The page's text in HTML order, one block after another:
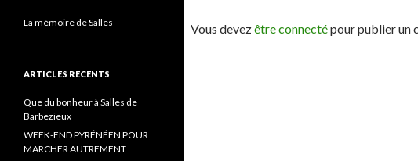
Vous devezêtre connectépour publier un
La mémoire de Salles
ARTICLES RÉCENTS
Que du bonheur à Salles de
Barbezieux
WEEK-END PYRÉNÉEN POUR
MARCHER AUTREMENT